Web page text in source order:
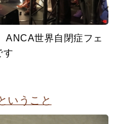
ANCA世界自閉症フェ
す
いうこと